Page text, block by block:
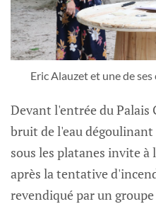
Eric Alauzet et une de
Devant l'entrée du Palais
bruit de l'eau
sous les platanes invite
après la tentative
revendiqué par un